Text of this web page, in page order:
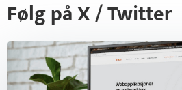
Følg på X / Twitter